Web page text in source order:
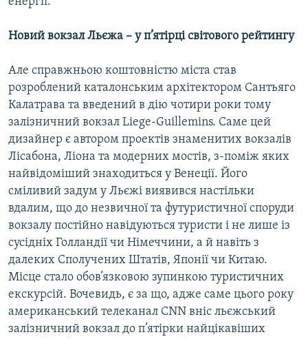
Новий вокзал Льєжа – у п’ятірці світового рейтингу
Але справжньою коштовністю міста став
розроблений каталонським архітектором Сантьяго
Калатрава та введений в дію чотири роки тому
залізничний вокзал Liege-Guillemins. Саме цей
дизайнер є автором проектів знаменитих вокзалів
Лісабона, Ліона та модерних мостів, з-поміж яких
найвідоміший знаходиться у Венеції. Його
сміливий задум у Льєжі виявився настільки
вдалим, що до незвичної та футуристичної споруди
вокзалу постійно навідуються туристи і не лише із
сусідніх Голландії чи Німеччини, а й навіть з
далеких Сполучених Штатів, Японії чи Китаю.
Місце стало обов’язковою зупинкою туристичних
екскурсій. Вочевидь, є за що, адже саме цього року
американський телеканал CNN вніс льєжський
залізничний вокзал до п’ятірки найцікавіших